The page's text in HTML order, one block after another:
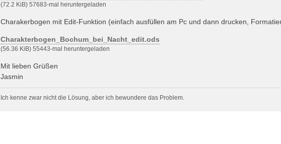
(72.2 KiB) 57683-mal heruntergeladen
Charakerbogen mit Edit-Funktion (einfach ausfüllen am Pc und dann drucken,
Charakterbogen_Bochum_bei_Nacht_edit.ods
(56.36 KiB) 55443-mal heruntergeladen
Mit lieben Grüßen
Jasmin
Ich kenne zwar nicht die Lösung, aber ich bewundere das Problem.